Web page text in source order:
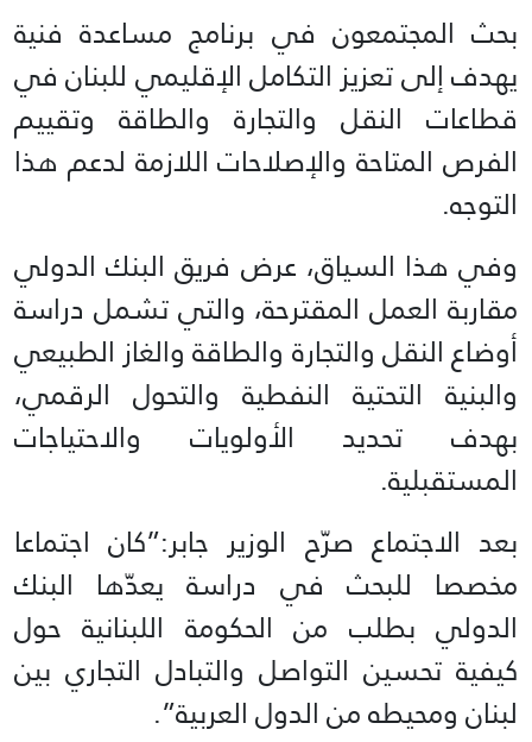
بحث المجتمعون في برنامج مساعدة فنية
يهدف إلى تعزيز التكامل الإقليمي للبنان في
قطاعات النقل والتجارة والطاقة وتقييم
الفرص المتاحة والإصلاحات اللازمة لدعم هذا
التوجه.
وفي هذا السياق، عرض فريق البنك الدولي
مقاربة العمل المقترحة، والتي تشمل دراسة
أوضاع النقل والتجارة والطاقة والغاز الطبيعي
والبنية التحتية النفطية والتحول الرقمي،
بهدف تحديد الأولويات والاحتياجات
المستقبلية.
بعد الاجتماع صرّح الوزير جابر:”كان اجتماعا
مخصصا للبحث في دراسة يعدّها البنك
الدولي بطلب من الحكومة اللبنانية حول
كيفية تحسين التواصل والتبادل التجاري بين
لبنان ومحيطه من الدول العربية”.